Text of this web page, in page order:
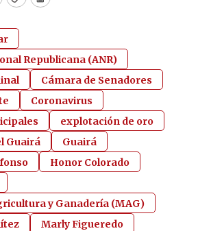
CopyPrint
Republicana (ANR)
Cámara de Senadores
Coronavirus
explotación de oro
Guairá
Guairá
Honor Colorado
y Ganadería (MAG)
Marly Figueredo